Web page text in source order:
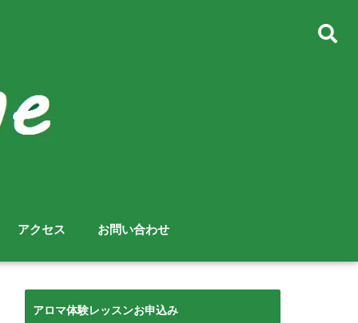
アクセス お問い合わせ
アロマ体験レッスンお申込み